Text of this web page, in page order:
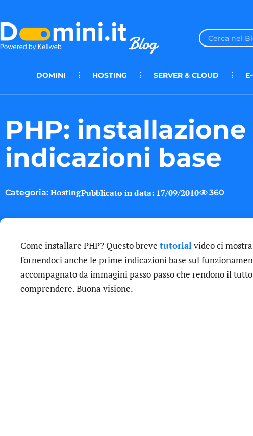
DOMINI HOSTING SERVER & CLOUD
PHP: installazione
indicazioni base
Categoria: HostingPubblicato in data: 17/09/2010 360
Come installare PHP? Questo breve tutorialvideo ci
fornendoci anche le prime indicazioni base sul
accompagnato da immagini passo passo che rendono il
comprendere. Buona visione.